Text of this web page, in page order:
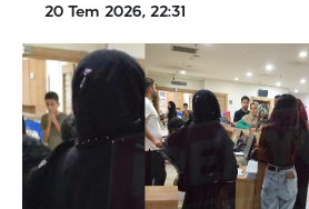
20 Tem 2026, 22:31